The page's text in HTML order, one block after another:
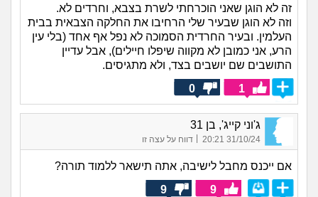
זה לא הוגן שאני הוכרחתי לשרת בצבא, וחרדים לא.
וזה לא הוגן שבעיר שלי הרחיבו את החלקה הצבאית בבית
העלמין. ובעיר החרדית הסמוכה לא נפל אף אחד (בלי עין
הרע, אני כמובן לא מקווה שיפלו חיילים), אבל עדיין
התושבים שם יושבים בצד, ולא מתגיסים.
1
0
ג'וני קייג', בן 31
31/10/24 20:21 דווח על עצה זו
אם ייכנס מחבל לישיבה, אתה תישאר ללמוד תורה?
9
9